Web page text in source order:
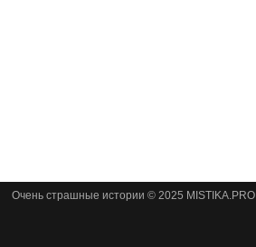
Очень страшные истории © 2025 MISTIKA.PRO